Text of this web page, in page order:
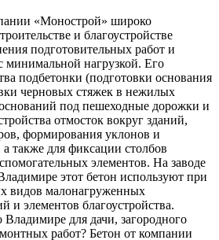
«Монострой» широко
и благоустройстве
подготовительных работ и
минимальной нагрузкой. Его
подбетонки (подготовки основания
черновых стяжек в нежилых
под пешеходные дорожки и
отмосток вокруг зданий,
формирования уклонов и
также для фиксации столбов
элементов. На заводе
этот бетон используют при
видов малонагруженных
и элементов благоустройства.
Владимире для дачи, загородного
работ? Бетон от компании